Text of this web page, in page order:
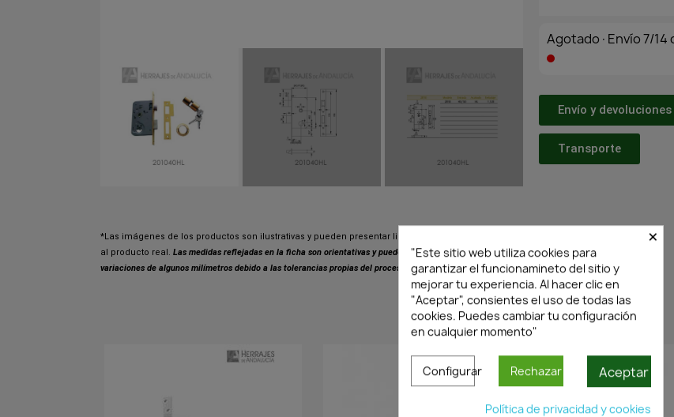
*Las imágenes de los productos son ilustrativas y pueden presentar ligeras variaciones respecto
al producto real. Las medidas reflejadas en la ficha son orientativas y pueden presentar pequeñas
variaciones de algunos milímetros debido a las tolerancias propias del proceso de fabricación.
Agotado·Envío 7/14
Envío y devoluciones
Transporte
PRODUCTOS SIMILARES
×
"Este sitio web utiliza cookies para
garantizar el funcionamineto del sitio y
mejorar tu experiencia. Al hacer clic en
"Aceptar", consientes el uso de todas las
cookies. Puedes cambiar tu configuración
en cualquier momento"
Configurar Rechazar Aceptar
Política de privacidad y cookies